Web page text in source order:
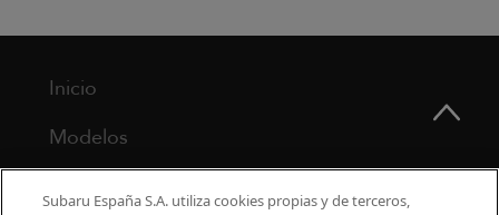
Inicio
Modelos
Subaru España S.A. utiliza cookies propias y de terceros,